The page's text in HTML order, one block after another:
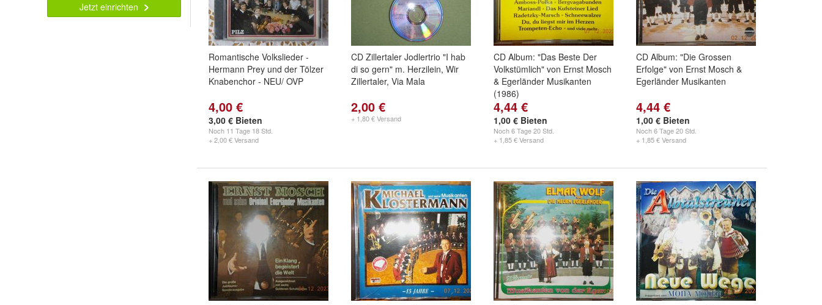
Jetzt einrichten
Romantische Volkslieder -
Hermann Prey und der Tölzer
Knabenchor - NEU/ OVP
4,00 €
3,00 € Bieten
Noch 11 Tage 18 Std.
+ 2,00 € Versand
CD Zillertaler Jodlertrio "I hab
di so gern" m. Herzilein, Wir
Zillertaler, Via Mala
2,00 €
+ 1,80 € Versand
CD Album: "Das Beste Der
Volkstümlich" von Ernst Mosch
& Egerländer Musikanten
(1986)
4,44 €
1,00 € Bieten
Noch6 Tage 20 Std.
+ 1,85 € Versand
CD Album: "Die Grossen
Erfolge" von Ernst Mosch &
Egerländer Musikanten
4,44 €
1,00 € Bieten
Noch6 Tage 20 Std.
+ 1,85 € Versand